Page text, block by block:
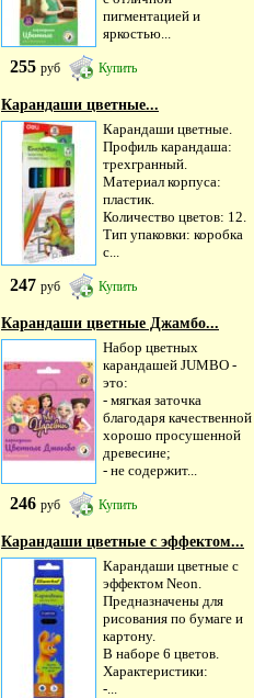
пигментацией и
яркостью...
255 руб Купить
Карандаши цветные...
Карандаши цветные.
Профиль карандаша:
трехгранный.
Материал корпуса:
пластик.
Количество цветов: 12.
Тип упаковки: коробка
с...
247 руб Купить
Карандаши цветные Джамбо...
Набор цветных
карандашей JUMBO -
это:
- мягкая заточка
благодаря качественной
хорошо просушенной
древесине;
- не содержит...
246 руб Купить
Карандаши цветные с эффектом...
Карандаши цветные с
эффектом Neon.
Предназначены для
рисования по бумаге и
картону.
В наборе 6 цветов.
Характеристики:
-...